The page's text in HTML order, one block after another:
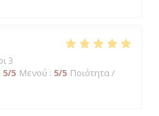
3
5/5 Μενού : 5/5 Ποιότητα /